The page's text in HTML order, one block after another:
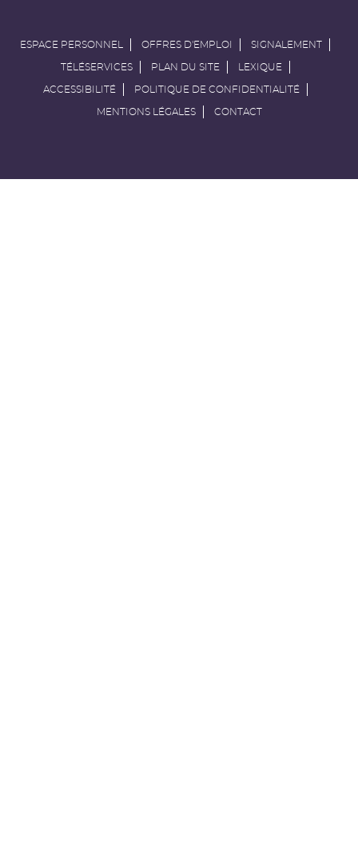
ESPACE PERSONNEL OFFRES D'EMPLOI SIGNALEMENT
TÉLÉSERVICES PLAN DU SITE LEXIQUE
ACCESSIBILITÉ POLITIQUE DE CONFIDENTIALITÉ
MENTIONS LÉGALES CONTACT